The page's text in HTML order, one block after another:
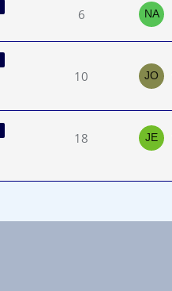
6
10
18